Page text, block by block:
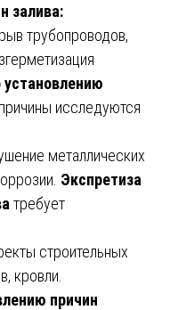
залива:
трубопроводов,
установлению
исследуются
металлических
Экспретиза
требует
строительных
кровли.
причин